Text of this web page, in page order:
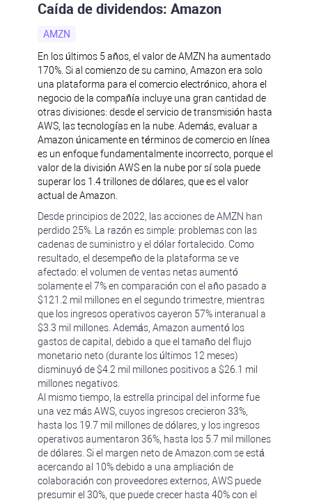
Caída de dividendos: Amazon
AMZN
En los últimos 5 años, el valor de AMZN ha aumentado
170%. Si al comienzo de su camino, Amazon era solo
una plataforma para el comercio electrónico, ahora el
negocio de la compañía incluye una gran cantidad de
otras divisiones: desde el servicio de transmisión hasta
AWS, las tecnologías en la nube. Además, evaluar a
Amazon únicamente en términos de comercio en línea
es un enfoque fundamentalmente incorrecto, porque el
valor de la división AWS en la nube por sí sola puede
superar los 1.4 trillones de dólares, que es el valor
actual de Amazon.
Desde principios de 2022, las acciones de AMZN han
perdido 25%. La razón es simple: problemas con las
cadenas de suministro y el dólar fortalecido. Como
resultado, el desempeño de la plataforma se ve
afectado: el volumen de ventas netas aumentó
solamente el 7% en comparación con el año pasado a
$121.2 mil millones en el segundo trimestre, mientras
que los ingresos operativos cayeron 57% interanual a
$3.3 mil millones. Además, Amazon aumentó los
gastos de capital, debido a que el tamaño del flujo
monetario neto (durante los últimos 12 meses)
disminuyó de $4.2 mil millones positivos a $26.1 mil
millones negativos.
Al mismo tiempo, la estrella principal del informe fue
una vez más AWS, cuyos ingresos crecieron 33%,
hasta los 19.7 mil millones de dólares, y los ingresos
operativos aumentaron 36%, hasta los 5.7 mil millones
de dólares. Si el margen neto de Amazon.com se está
acercando al 10% debido a una ampliación de
colaboración con proveedores externos, AWS puede
presumir el 30%, que puede crecer hasta 40% con el